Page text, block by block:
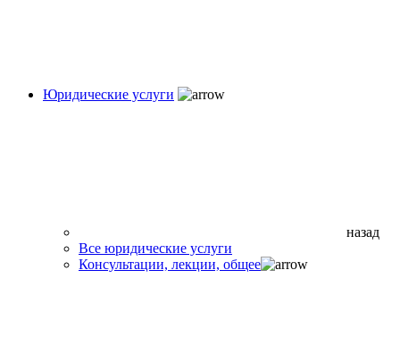
Юридические услуги
назад
Все юридические услуги
Консультации, лекции, общее